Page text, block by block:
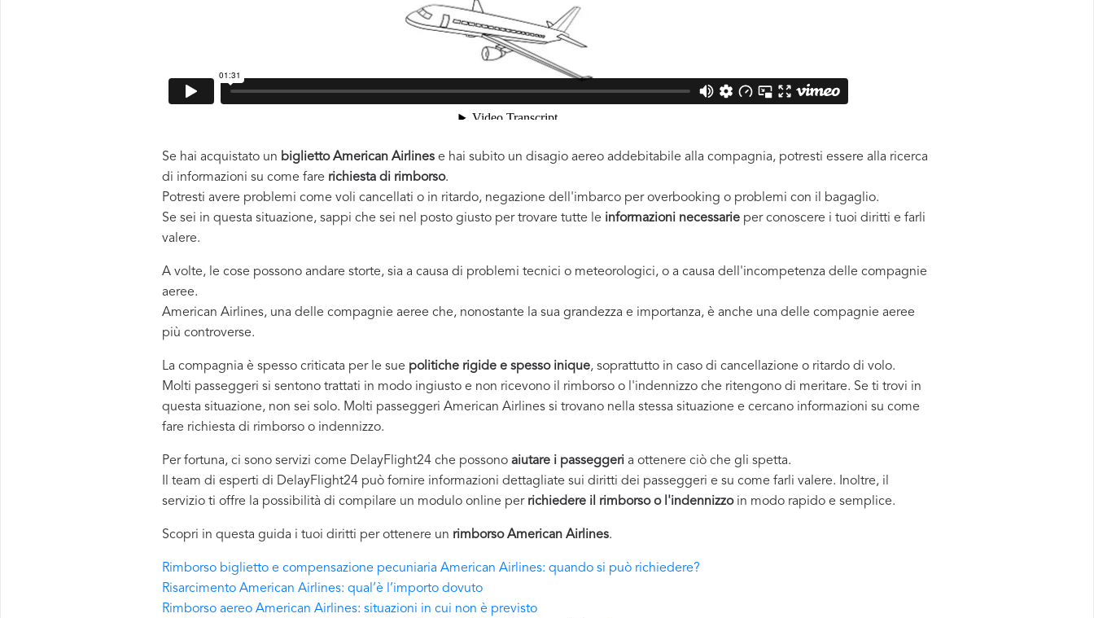
Se hai acquistato un biglietto American Airlines e hai subito un disagio aereo addebitabile alla compagnia, potresti essere alla ricerca
di informazioni su come fare richiesta di rimborso.
Potresti avere problemi come voli cancellati o in ritardo, negazione dell'imbarco per overbooking o problemi con il bagaglio.
Se sei in questa situazione, sappi che sei nel posto giusto per trovare tutte le informazioni necessarie per conoscere i tuoi diritti e farli
valere.
A volte, le cose possono andare storte, sia a causa di problemi tecnici o meteorologici, o a causa dell'incompetenza delle compagnie
aeree.
American Airlines, una delle compagnie aeree che, nonostante la sua grandezza e importanza, è anche una delle compagnie aeree
più controverse.
La compagnia è spesso criticata per le sue politiche rigide e spesso inique, soprattutto in caso di cancellazione o ritardo di volo.
Molti passeggeri si sentono trattati in modo ingiusto e non ricevono il rimborso o l'indennizzo che ritengono di meritare. Se ti trovi in
questa situazione, non sei solo. Molti passeggeri American Airlines si trovano nella stessa situazione e cercano informazioni su come
fare richiesta di rimborso o indennizzo.
Per fortuna, ci sono servizi come DelayFlight24 che possono aiutare i passeggeri a ottenere ciò che gli spetta.
Il team di esperti di DelayFlight24 può fornire informazioni dettagliate sui diritti dei passeggeri e su come farli valere. Inoltre, il
servizio ti offre la possibilità di compilare un modulo online per richiedere il rimborso o l'indennizzoin modo rapido e semplice.
Scopri in questa guida i tuoi diritti per ottenere un rimborso American Airlines.
Rimborso biglietto e compensazione pecuniaria American Airlines: quando si può richiedere?
Risarcimento American Airlines: qual’è l’importo dovuto
Rimborso aereo American Airlines: situazioni in cui non è previsto